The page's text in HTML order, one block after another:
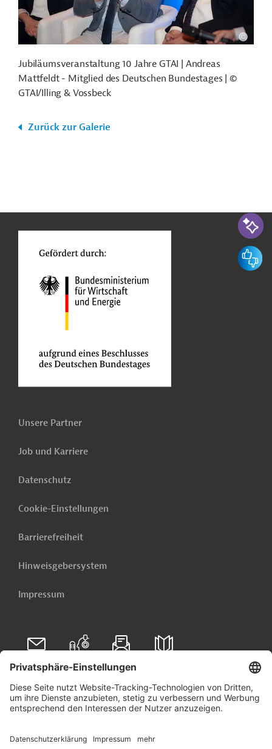
Jubiläumsveranstaltung 10 Jahre GTAI | Andreas
Mattfeldt - Mitglied des Deutschen Bundestages | ©
GTAI/Illing & Vossbeck
Zurück zur Galerie
Unsere Partner
Job und Karriere
Datenschutz
Cookie-Einstellungen
Barrierefreiheit
Hinweisgebersystem
Impressum
Folgen Sie uns auf
Linkedin
KI-